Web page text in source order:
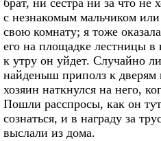
брат, ни сестра ни за что не
с незнакомым мальчиком
свою комнату; я тоже
его на площадке лестницы
к утру он уйдет. Случайно
найденыш приполз к
хозяин наткнулся на него,
Пошли расспросы, как он
сознаться, и в награду за
выслали из дома.